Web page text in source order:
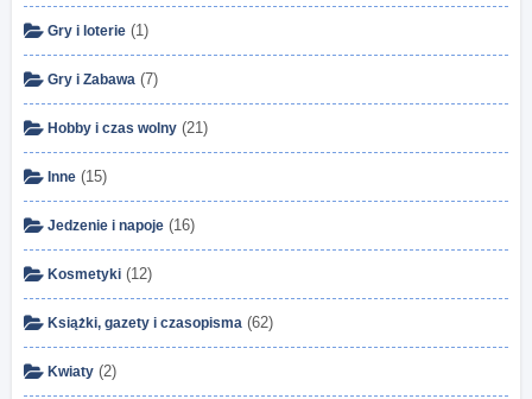
Gry i loterie (1)
Gry i Zabawa (7)
Hobby i czas wolny (21)
Inne (15)
Jedzenie i napoje (16)
Kosmetyki (12)
Książki, gazety i czasopisma (62)
Kwiaty (2)